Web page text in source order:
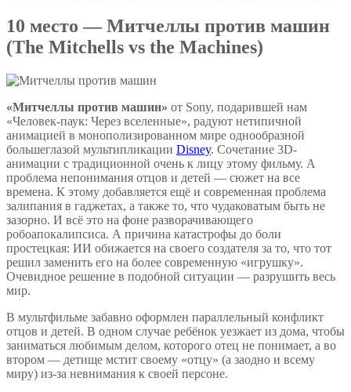
10 место — Митчеллы против машин
(The Mitchells vs the Machines)
«Митчеллы против машин» от Sony, подарившей нам
«Человек-паук: Через вселенные», радуют нетипичной
анимацией в монополизированном мире однообразной
большеглазой мультипликации Disney. Сочетание 3D-
анимации с традиционной очень к лицу этому фильму. А
проблема непонимания отцов и детей — сюжет на все
времена. К этому добавляется ещё и современная проблема
залипания в гаджетах, а также то, что чудаковатым быть не
зазорно. И всё это на фоне разворачивающего
робоапокалипсиса. А причина катастрофы до боли
простецкая: ИИ обижается на своего создателя за то, что тот
решил заменить его на более современную «игрушку».
Очевидное решение в подобной ситуации — разрушить весь
мир.
В мультфильме забавно оформлен параллельный конфликт
отцов и детей. В одном случае ребёнок уезжает из дома, чтобы
заниматься любимым делом, которого отец не понимает, а во
втором — детище мстит своему «отцу» (а заодно и всему
миру) из-за невнимания к своей персоне.